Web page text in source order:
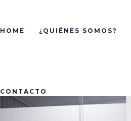
HOME ¿QUIÉNES SOMOS?
CONTACTO